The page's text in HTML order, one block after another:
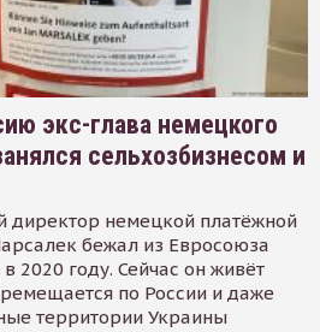
экс-глава немецкого
сельхозбизнесом и
немецкой платёжной
бежал из Евросоюза
2020 году. Сейчас он живёт
по России и даже
территории Украины